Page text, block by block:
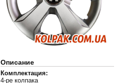
Описание
Комплектация:
4-ре колпака